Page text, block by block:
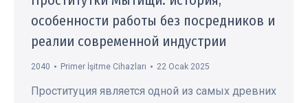
особенности работы без посредников и
реалии современной индустрии
2040 Primer İşitme Cihazları 22 Ocak 2025
Проституция является одной из самых древних